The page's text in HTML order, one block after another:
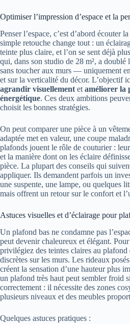
Optimiser l’impression d’espace et la
Penser l’espace, c’est d’abord écouter
simple retouche change tout : un
teinte plus claire, et l’on se sent déjà
qui, dans son studio de 28 m², a doublé
sans toucher aux murs — uniquement
et sur la verticalité du décor. L’objectif
agrandir visuellement et améliorer la
énergétique. Ces deux ambitions
choisit les bonnes stratégies.
On peut comparer une pièce à un
adaptée met en valeur, une coupe
plafonds jouent le rôle de couturier :
et la manière dont on les éclaire
pièce. La plupart des conseils qui
appliquer. Ils demandent parfois un
une suspente, une lampe, ou quelques
mais offrent un retour sur le confort et
Astuces visuelles et d’éclairage pour
Un plafond bas ne condamne pas
peut devenir chaleureux et élégant.
privilégiez des teintes claires au plafond
discrètes sur les murs. Les rideaux
créent la sensation d’une hauteur plus
un plafond très haut peut sembler froid
correctement : il nécessite des zones
plusieurs niveaux et des meubles
Quelques astuces pratiques :